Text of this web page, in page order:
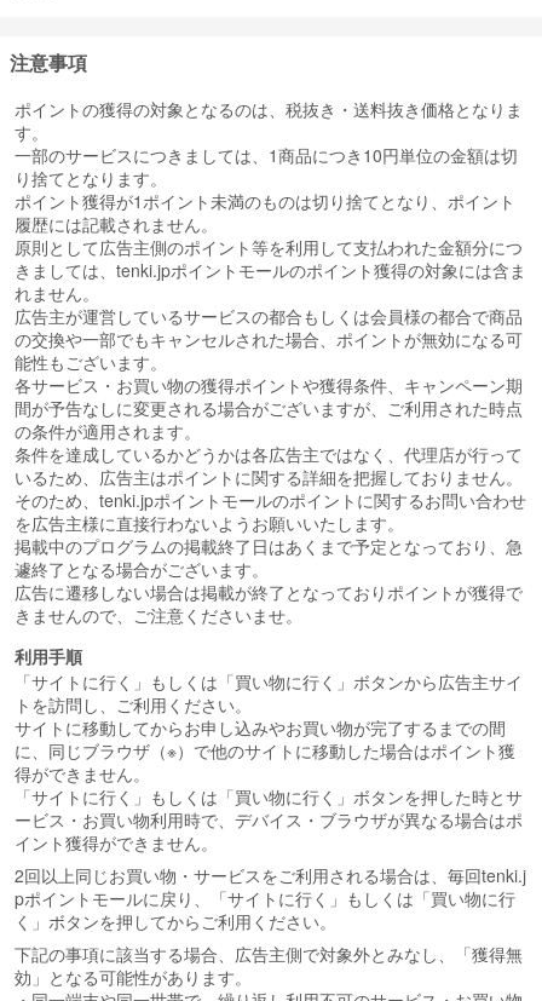
注意事項
ポイントの獲得の対象となるのは、税抜き・送料抜き価格となりま
す。
一部のサービスにつきましては、1商品につき10円単位の金額は切
り捨てとなります。
ポイント獲得が1ポイント未満のものは切り捨てとなり、ポイント
履歴には記載されません。
原則として広告主側のポイント等を利用して支払われた金額分につ
きましては、tenki.jpポイントモールのポイント獲得の対象には含ま
れません。
広告主が運営しているサービスの都合もしくは会員様の都合で商品
の交換や一部でもキャンセルされた場合、ポイントが無効になる可
能性もございます。
各サービス・お買い物の獲得ポイントや獲得条件、キャンペーン期
間が予告なしに変更される場合がございますが、ご利用された時点
の条件が適用されます。
条件を達成しているかどうかは各広告主ではなく、代理店が行って
いるため、広告主はポイントに関する詳細を把握しておりません。
そのため、tenki.jpポイントモールのポイントに関するお問い合わせ
を広告主様に直接行わないようお願いいたします。
掲載中のプログラムの掲載終了日はあくまで予定となっており、急
遽終了となる場合がございます。
広告に遷移しない場合は掲載が終了となっておりポイントが獲得で
きませんので、ご注意くださいませ。
利用手順
「サイトに行く」もしくは「買い物に行く」ボタンから広告主サイ
トを訪問し、ご利用ください。
サイトに移動してからお申し込みやお買い物が完了するまでの間
に、同じブラウザ（※）で他のサイトに移動した場合はポイント獲
得ができません。
「サイトに行く」もしくは「買い物に行く」ボタンを押した時とサ
ービス・お買い物利用時で、デバイス・ブラウザが異なる場合はポ
イント獲得ができません。
2回以上同じお買い物・サービスをご利用される場合は、毎回tenki.j
pポイントモールに戻り、「サイトに行く」もしくは「買い物に行
く」ボタンを押してからご利用ください。
下記の事項に該当する場合、広告主側で対象外とみなし、「獲得無
効」となる可能性があります。